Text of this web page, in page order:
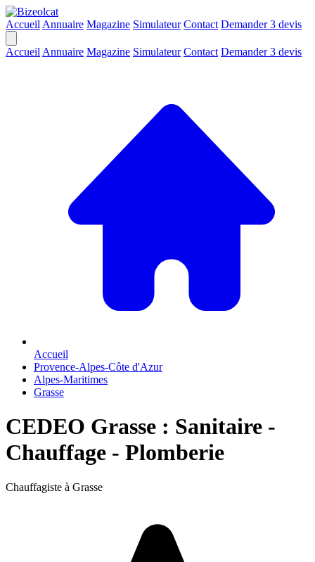
Accueil Annuaire Magazine Simulateur Contact Demander 3 devis
Accueil Annuaire Magazine Simulateur Contact Demander 3 devis
Accueil
Provence-Alpes-Côte d'Azur
Alpes-Maritimes
Grasse
CEDEO Grasse : Sanitaire -
Chauffage - Plomberie
Chauffagiste à Grasse